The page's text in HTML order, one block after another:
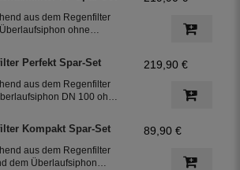
aus dem Regenfilter
ohne
Zisternen bzw. im
Perfekt Spar-Set
aus dem Regenfilter
DN 100 ohne
geeignet für die
Das Set lässt sich
bzw. im
219,90 €
Kompakt Spar-Set
aus dem Regenfilter
dem Überlaufsiphon
89,90 €